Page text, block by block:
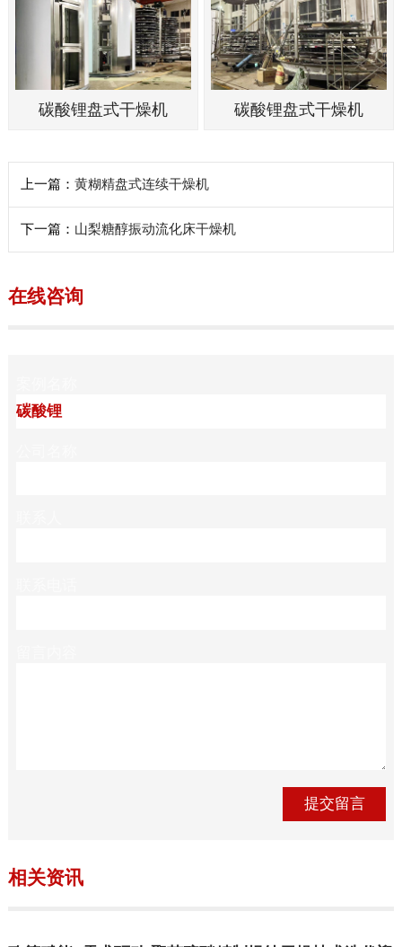
碳酸锂盘式干燥机 碳酸锂盘式干燥机
上一篇： 黄糊精盘式连续干燥机
下一篇： 山梨糖醇振动流化床干燥机
在线咨询
相关资讯